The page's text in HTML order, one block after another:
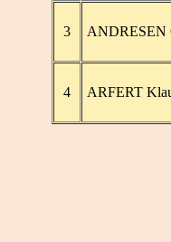
3 ANDRESEN
4 ARFERT